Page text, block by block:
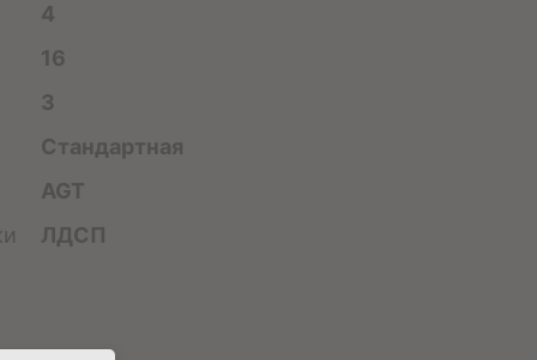
4
16
3
Стандартная
AGT
ЛДСП